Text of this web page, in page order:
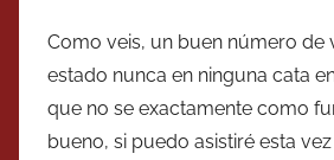
Como veis, un buen número de
estado nunca en ninguna cata
que no se exactamente como
bueno, si puedo asistiré esta